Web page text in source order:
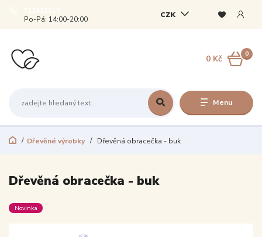
Menu
CZK
Po-Pá: 14:00-20:00
0
0 Kč
Dřevěné výrobky Dřevěná obracečka - buk
Dřevěná obracečka - buk
Novinka